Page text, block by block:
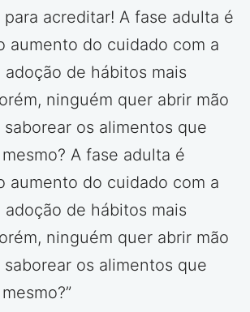
acreditar! A fase adulta é
aumento do cuidado com a
adoção de hábitos mais
ninguém quer abrir mão
os alimentos que
A fase adulta é
aumento do cuidado com a
adoção de hábitos mais
ninguém quer abrir mão
os alimentos que